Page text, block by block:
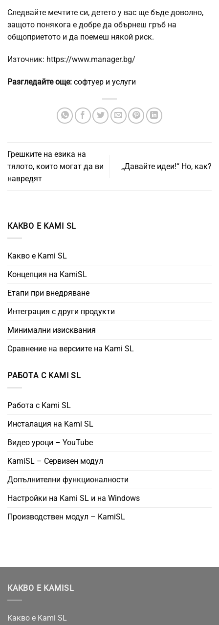
Следвайте мечтите си, детето у вас ще бъде доволно,
защото понякога е добре да обърнеш гръб на
общоприетото и да поемеш някой риск.
Източник: https://www.manager.bg/
Разгледайте още: софтуер и услуги
Грешките на езика на
тялото, които могат да ви
навредят
„Давайте идеи!“ Но, как?
КАКВО Е KAMI SL
Какво е Kami SL
Концепция на KamiSL
Етапи при внедряване
Интеграция с други продукти
Минимални изисквания
Сравнение на версиите на Kami SL
РАБОТА С KAMI SL
Работа с Kami SL
Инсталация на Kami SL
Видео уроци – YouTube
KamiSL – Сервизен модул
Допълнителни функционалности
Настройки на Kami SL и на Windows
Производствен модул – KamiSL
КАКВО Е KAMISL
Какво е Kami SL